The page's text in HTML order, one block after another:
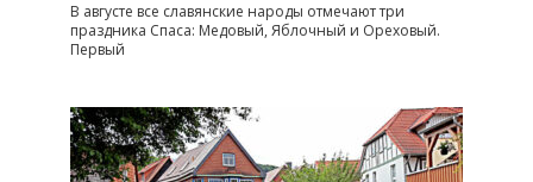
В августе все славянские народы отмечают три
праздника Спаса: Медовый, Яблочный и Ореховый.
Первый